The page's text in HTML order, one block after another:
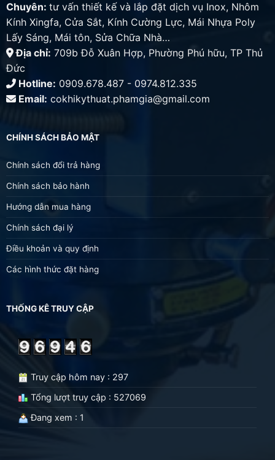
Chuyên: tư vấn thiết kế và lắp đặt dịch vụ Inox, Nhôm
Kính Xingfa, Cửa Sắt, Kính Cường Lực, Mái Nhựa Poly
Lấy Sáng, Mái tôn, Sửa Chữa Nhà…
Địa chỉ: 709b Đỗ Xuân Hợp, Phường Phú hữu, TP Thủ
Đức
Hotline: 0909.678.487 - 0974.812.335
Email: cokhikythuat.phamgia@gmail.com
CHÍNH SÁCH BẢO MẬT
Chính sách đổi trả hàng
Chính sách bảo hành
Hướng dẫn mua hàng
Chính sách đại lý
Điều khoản và quy định
Các hình thức đặt hàng
THỐNG KÊ TRUY CẬP
Truy cập hôm nay : 297
Tổng lượt truy cập : 527069
Đang xem : 1